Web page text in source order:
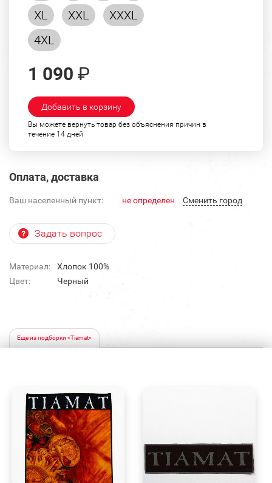
XL
XXL
XXXL
4XL
1 090 ₽
Добавить в корзину
Вы можете вернуть товар без объяснения причин в
течение 14 дней
Оплата, доставка
Ваш населенный пункт: не определен Cменить город
Задать вопрос
Материал:
Хлопок 100%
Цвет:
Черный
Еще из подборки «Tiamat»